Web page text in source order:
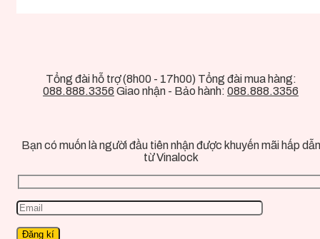
Tổng đài hỗ trợ (8h00 - 17h00) Tổng đài mua hàng:
088.888.3356 Giao nhận - Bảo hành: 088.888.3356
Bạn có muốn là người đầu tiên nhận được khuyến mãi hấp dẫn
từ Vinalock